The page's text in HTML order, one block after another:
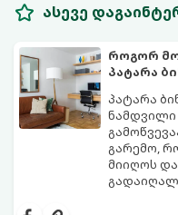
ასევე
როგორ
პატარა
პატარა
ნამდვილი
გარემო,
მიიღოს